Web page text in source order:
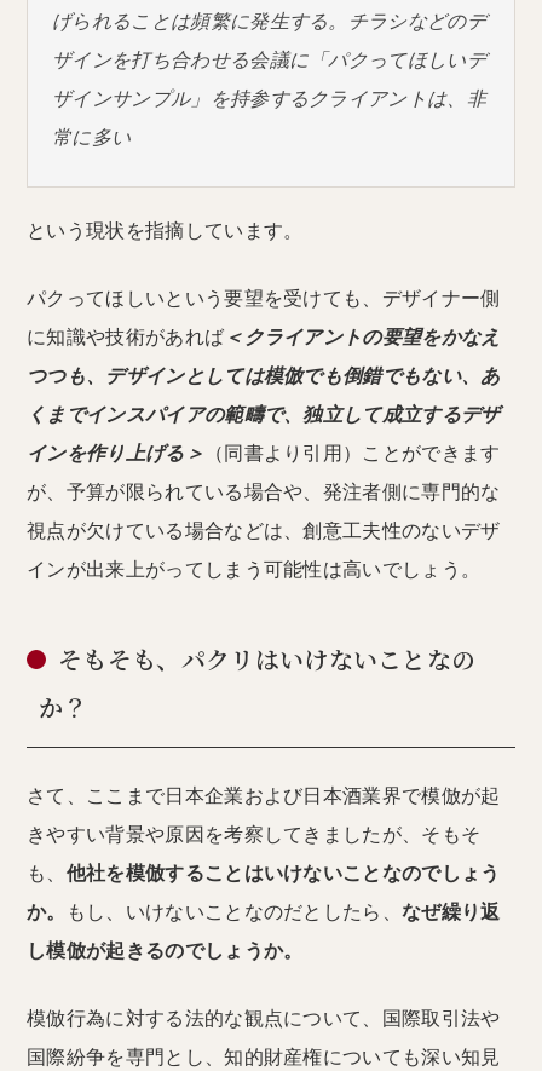
げられることは頻繁に発生する。チラシなどのデ
ザインを打ち合わせる会議に「パクってほしいデ
ザインサンプル」を持参するクライアントは、非
常に多い
という現状を指摘しています。
パクってほしいという要望を受けても、デザイナー側
に知識や技術があれば ＜クライアントの要望をかなえ
つつも、デザインとしては模倣でも倒錯でもない、あ
くまでインスパイアの範疇で、独立して成立するデザ
インを作り上げる＞ （同書より引用）ことができます
が、予算が限られている場合や、発注者側に専門的な
視点が欠けている場合などは、創意工夫性のないデザ
インが出来上がってしまう可能性は高いでしょう。
そもそも、パクリはいけないことなの
か？
さて、ここまで日本企業および日本酒業界で模倣が起
きやすい背景や原因を考察してきましたが、そもそ
も、 他社を模倣することはいけないことなのでしょう
か。
もし、いけないことなのだとしたら、なぜ繰り返
し模倣が起きるのでしょうか。
模倣行為に対する法的な観点について、国際取引法や
国際紛争を専門とし、知的財産権についても深い知見